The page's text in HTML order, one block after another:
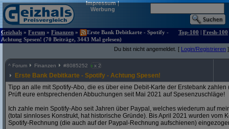
Impressum|
Werbung
Geizhals » Forum » Finanzen »
Erste Bank Debitkarte - Spotify -
Achtung Spesen! (70 Beiträge, 3443 Mal gelesen)
Top-100 | Fresh-100
Du bist nicht angemeldet. [ Login/Registrieren ]
^ Forum Finanzen #8085252 x 2
Erste Bank Debitkarte - Spotify - Achtung Spesen!
Tipp an alle mit Spotify-Abo, die es über eine Debit-Karte der Erstebank
Prüft eure entsprechenden Abbuchungen seit Mai 2021 auf Spesenzuschläge!
Ich zahle mein Spotify-Abo seit Jahren über Paypal, welches wiederum auf
(total sinnloses Konstrukt, hat historische Gründe). Bis April 2021 wurden vom
Spotify-Rechnung (die auch auf der Paypal-Rechnung aufschienen)